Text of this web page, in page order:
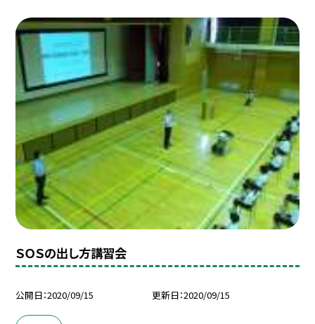
ＳＯＳの出し方講習会
公開日 2020/09/15 更新日 2020/09/15